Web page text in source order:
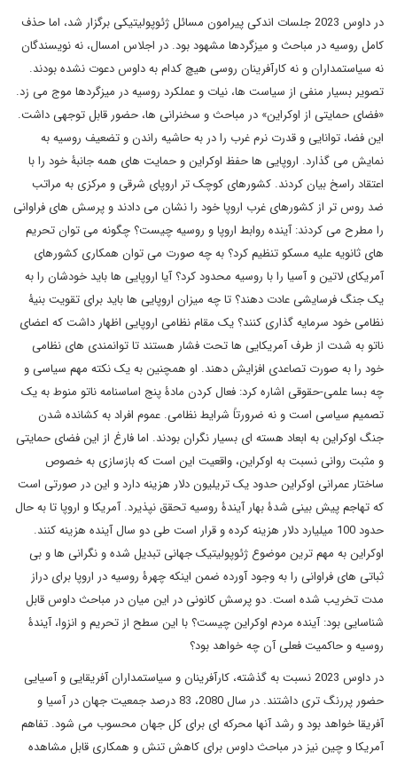
در داوس 2023 جلسات اندکی پیرامون مسائل ژئوپولیتیکی برگزار شد، اما حذف
کامل روسیه در مباحث و میزگردها مشهود بود. در اجلاس امسال، نه نویسندگان
نه سیاستمداران و نه کارآفرینان روسی هیچ کدام به داوس دعوت نشده بودند.
تصویر بسیار منفی از سیاست ها، نیات و عملکرد روسیه در میزگردها موج می زد.
«فضای حمایتی از اوکراین» در مباحث و سخنرانی ها، حضور قابل توجهی داشت.
این فضا، توانایی و قدرت نرم غرب را در به حاشیه راندن و تضعیف روسیه به
نمایش می گذارد. اروپایی ها حفظ اوکراین و حمایت های همه جانبۀ خود را با
اعتقاد راسخ بیان کردند. کشورهای کوچک تر اروپای شرقی و مرکزی به مراتب
ضد روس تر از کشورهای غرب اروپا خود را نشان می دادند و پرسش های فراوانی
را مطرح می کردند: آینده روابط اروپا و روسیه چیست؟ چگونه می توان تحریم
های ثانویه علیه مسکو تنظیم کرد؟ به چه صورت می توان همکاری کشورهای
آمریکای لاتین و آسیا را با روسیه محدود کرد؟ آیا اروپایی ها باید خودشان را به
یک جنگ فرسایشی عادت دهند؟ تا چه میزان اروپایی ها باید برای تقویت بنیۀ
نظامی خود سرمایه گذاری کنند؟ یک مقام نظامی اروپایی اظهار داشت که اعضای
ناتو به شدت از طرف آمریکایی ها تحت فشار هستند تا توانمندی های نظامی
خود را به صورت تصاعدی افزایش دهند. او همچنین به یک نکته مهم سیاسی و
چه بسا علمی-حقوقی اشاره کرد: فعال کردن مادۀ پنج اساسنامه ناتو منوط به یک
تصمیم سیاسی است و نه ضرورتاً شرایط نظامی. عموم افراد به کشانده شدن
جنگ اوکراین به ابعاد هسته ای بسیار نگران بودند. اما فارغ از این فضای حمایتی
و مثبت روانی نسبت به اوکراین، واقعیت این است که بازسازی به خصوص
ساختار عمرانی اوکراین حدود یک تریلیون دلار هزینه دارد و این در صورتی است
که تهاجم پیش بینی شدۀ بهار آیندۀ روسیه تحقق نپذیرد. آمریکا و اروپا تا به حال
حدود 100 میلیارد دلار هزینه کرده و قرار است طی دو سال آینده هزینه کنند.
اوکراین به مهم ترین موضوع ژئوپولیتیک جهانی تبدیل شده و نگرانی ها و بی
ثباتی های فراوانی را به وجود آورده ضمن اینکه چهرۀ روسیه در اروپا برای دراز
مدت تخریب شده است. دو پرسش کانونی در این میان در مباحث داوس قابل
شناسایی بود: آینده مردم اوکراین چیست؟ با این سطح از تحریم و انزوا، آیندۀ
روسیه و حاکمیت فعلی آن چه خواهد بود؟
در داوس 2023 نسبت به گذشته، کارآفرینان و سیاستمداران آفریقایی و آسیایی
حضور پررنگ تری داشتند. در سال 2080، 83 درصد جمعیت جهان در آسیا و
آفریقا خواهد بود و رشد آنها محرکه ای برای کل جهان محسوب می شود. تفاهم
آمریکا و چین نیز در مباحث داوس برای کاهش تنش و همکاری قابل مشاهده